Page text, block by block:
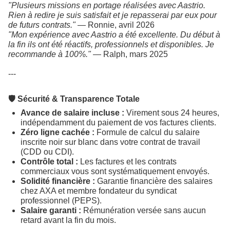
"Plusieurs missions en portage réalisées avec Aastrio.
Rien à redire je suis satisfait et je repasserai par eux pour
de futurs contrats."— Ronnie, avril 2026
"Mon expérience avec Aastrio a été excellente. Du début à
la fin ils ont été réactifs, professionnels et disponibles. Je
recommande à 100%."— Ralph, mars 2025
---
🛡️ Sécurité & Transparence Totale
Avance de salaire incluse : Virement sous 24 heures,
indépendamment du paiement de vos factures clients.
Zéro ligne cachée : Formule de calcul du salaire
inscrite noir sur blanc dans votre contrat de travail
(CDD ou CDI).
Contrôle total : Les factures et les contrats
commerciaux vous sont systématiquement envoyés.
Solidité financière : Garantie financière des salaires
chez AXA et membre fondateur du syndicat
professionnel (PEPS).
Salaire garanti : Rémunération versée sans aucun
retard avant la fin du mois.